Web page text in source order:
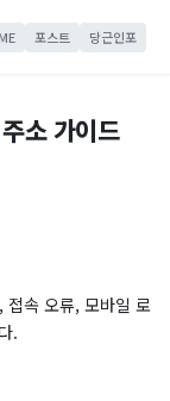
포스트 당근인포
소 가이드
속 오류, 모바일 로
.